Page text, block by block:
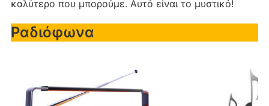
καλύτερο που μπορούμε. Αυτό είναι το μυστικό!
Ραδιόφωνα